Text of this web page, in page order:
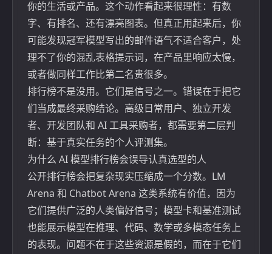
你的生活或产品。这个动作看起来很理性：有数
字、有排名、还有漂亮图表。但真正用起来后，你
可能发现冠军模型写出的邮件语气不适合客户，处
理不了你的混乱表格提示词，在产品里响应太慢，
或者做同样工作比第二名贵很多。
排行榜不是没用。它们是信号之一。错误在于把它
们当成最终采购结论。高级日常用户、独立开发
者、开发团队和 AI 工具采购者，都需要第二层判
断：基于真实任务的个人评测集。
为什么 AI 模型排行榜会误导认真选型的人
公开排行榜会把复杂现实压缩成一个分数。 LM
Arena 和 Chatbot Arena 这类系统有价值，因为
它们提供广泛的人类偏好信号；模型卡和基准测试
也能展示模型在推理、代码、数学或多模态任务上
的表现。问题不在于这些资源是假的，而在于它们